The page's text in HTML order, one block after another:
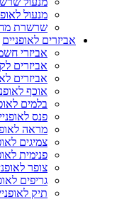
מנעול
שרשרת
אביזרים לאופניים
אביזרי
אביזרים
אביזרים
אוכף
בלמים
פנס
מראה
צמיגים
פנימית
צופר
גריפים
תיק